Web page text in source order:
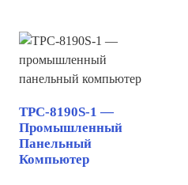
TPC-8190S-1 —
Промышленный
Панельный
Компьютер